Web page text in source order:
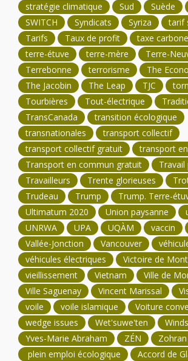
stratégie climatique
Sud Suède
SWITCH
Syndicats Syriza
tarif
Tarifs
Taux de profit
taxe carbone
terre-étuve
terre-mère
Terre-
Terrebonne
terrorisme
The
The Jacobin
The Leap TJC
Tourbières
Tout-électrique
TransCanada
transition écologique
transnationales
transport collectif
transport collectif gratuit
transport
Transport en commun gratuit
Travailleurs
Trente glorieuses
Trudeau
Trump Trump. Terre-
Ultimatum 2020
Union paysanne
UNRWA
UPA UQÀM vaccin
Vallée-Jonction
Vancouver
véhicules électriques
Victoire de
vieillissement
Vietnam
Ville de
Ville Saguenay
Vincent Marissal
voile
voile islamique
Voiture
wedge issues
Wet'suwe'ten
Yves-Marie Abraham
ZÉN
plein emploi écologique
Accord de